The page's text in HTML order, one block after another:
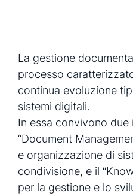
La gestione
processo
continua evoluzione
sistemi digitali.
In essa convivono
“Document
e organizzazione di
condivisione, e il
per la gestione e lo